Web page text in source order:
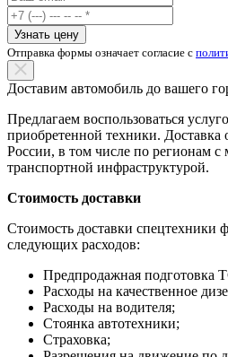
Узнать цену
Отправка формы означает согласие с
Доставим автомобиль до вашего
Предлагаем воспользоваться
приобретенной техники. Доставка
России, в том числе по регионам с
транспортной инфраструктурой.
Стоимость доставки
Стоимость доставки спецтехники
следующих расходов:
Предпродажная подготовка
Расходы на качественное
Расходы на водителя;
Стоянка автотехники;
Страховка;